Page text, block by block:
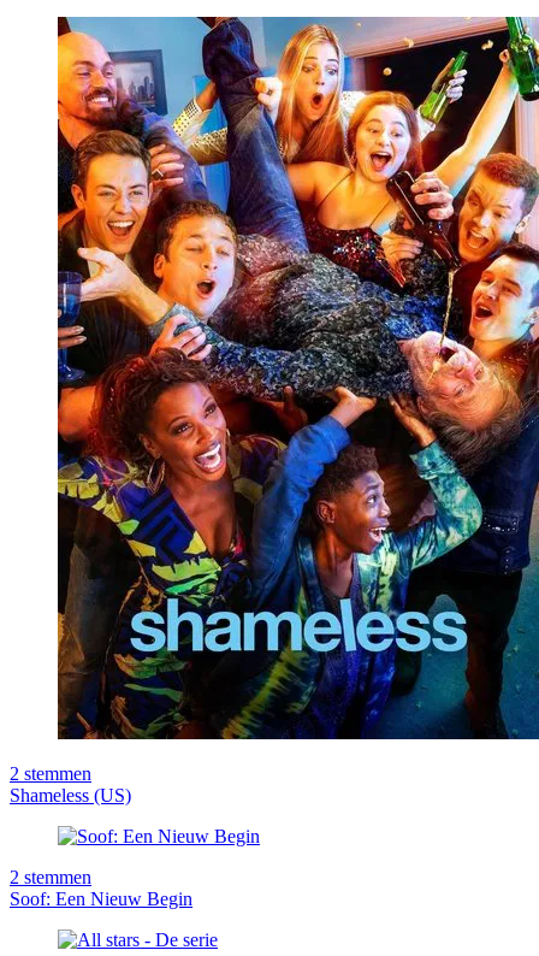
2 stemmen
Shameless (US)
2 stemmen
Soof: Een Nieuw Begin